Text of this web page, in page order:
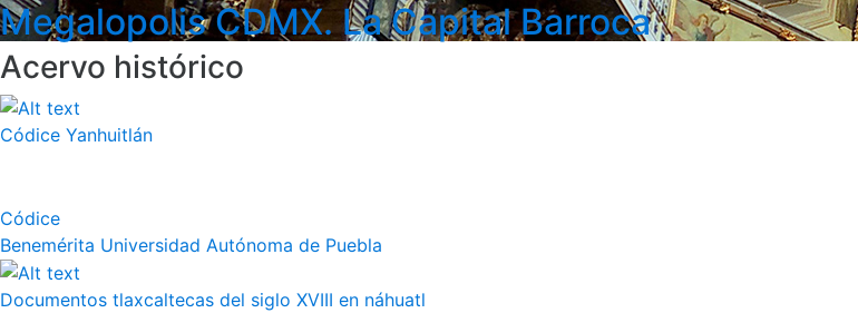
Megalopolis CDMX. La Capital Barroca
Acervo histórico
Códice Yanhuitlán
Códice
Benemérita Universidad Autónoma de Puebla
Documentos tlaxcaltecas del siglo XVIII en náhuatl